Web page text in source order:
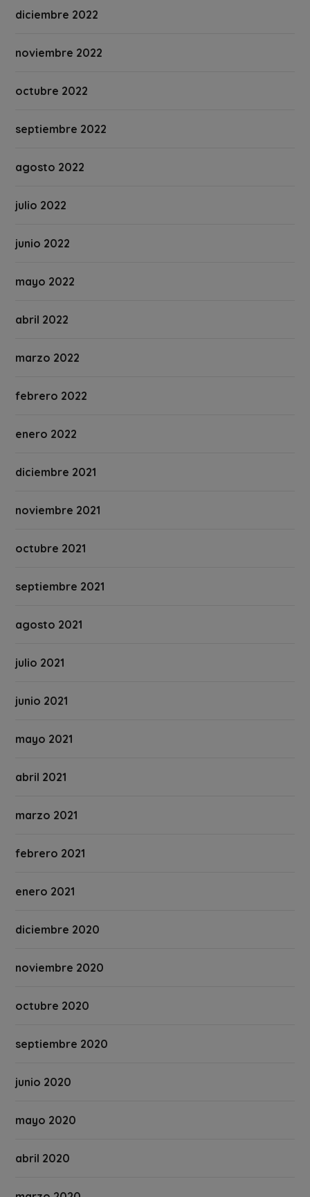
diciembre 2022
noviembre 2022
octubre 2022
septiembre 2022
agosto 2022
julio 2022
junio 2022
mayo 2022
abril 2022
marzo 2022
febrero 2022
enero 2022
diciembre 2021
noviembre 2021
octubre 2021
septiembre 2021
agosto 2021
julio 2021
junio 2021
mayo 2021
abril 2021
marzo 2021
febrero 2021
enero 2021
diciembre 2020
noviembre 2020
octubre 2020
septiembre 2020
junio 2020
mayo 2020
abril 2020